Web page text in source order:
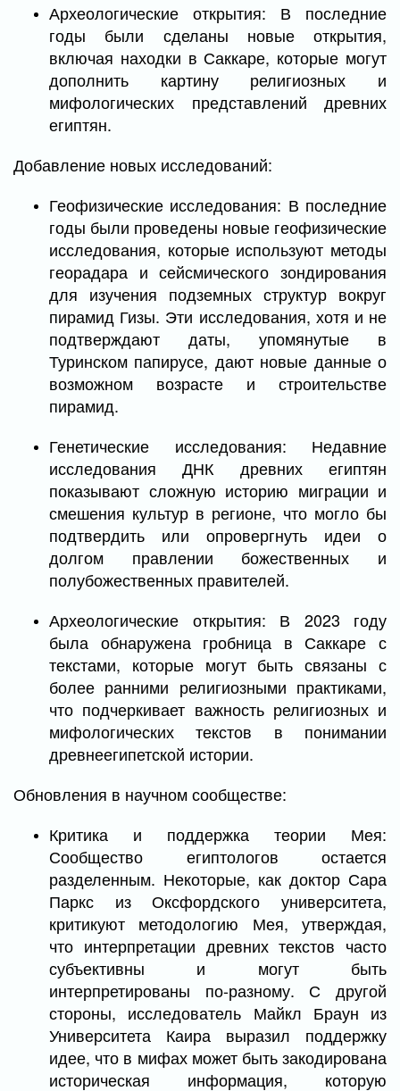
Археологические открытия: В последние
годы были сделаны новые открытия,
включая находки в Саккаре, которые могут
дополнить картину религиозных и
мифологических представлений древних
египтян.
Добавление новых исследований:
Геофизические исследования: В последние
годы были проведены новые геофизические
исследования, которые используют методы
георадара и сейсмического зондирования
для изучения подземных структур вокруг
пирамид Гизы. Эти исследования, хотя и не
подтверждают даты, упомянутые в
Туринском папирусе, дают новые данные о
возможном возрасте и строительстве
пирамид.
Генетические исследования: Недавние
исследования ДНК древних египтян
показывают сложную историю миграции и
смешения культур в регионе, что могло бы
подтвердить или опровергнуть идеи о
долгом правлении божественных и
полубожественных правителей.
Археологические открытия: В 2023 году
была обнаружена гробница в Саккаре с
текстами, которые могут быть связаны с
более ранними религиозными практиками,
что подчеркивает важность религиозных и
мифологических текстов в понимании
древнеегипетской истории.
Обновления в научном сообществе:
Критика и поддержка теории Мея:
Сообщество египтологов остается
разделенным. Некоторые, как доктор Сара
Паркс из Оксфордского университета,
критикуют методологию Мея, утверждая,
что интерпретации древних текстов часто
субъективны и могут быть
интерпретированы по-разному. С другой
стороны, исследователь Майкл Браун из
Университета Каира выразил поддержку
идее, что в мифах может быть закодирована
историческая информация, которую